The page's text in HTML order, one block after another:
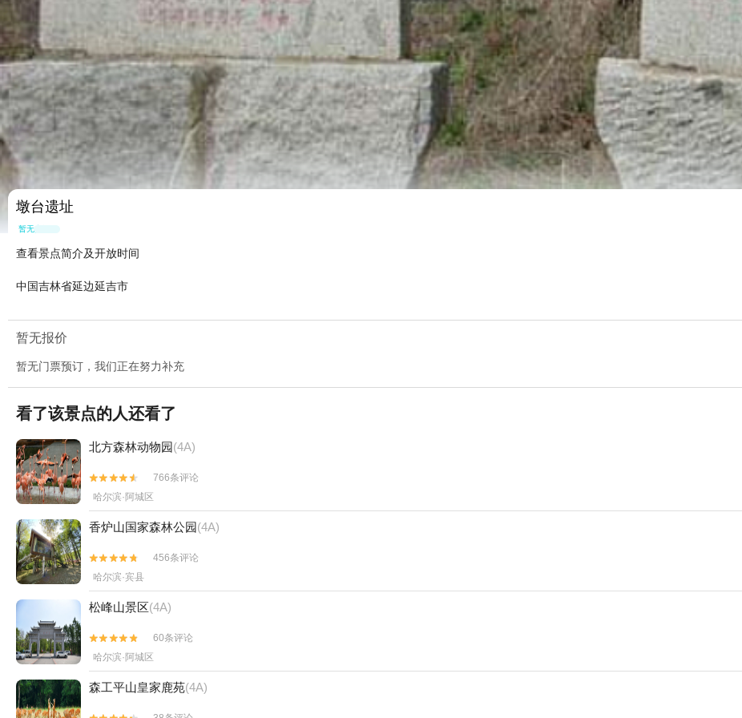
墩台遗址
暂无点评
查看景点简介及开放时间
中国吉林省延边延吉市
暂无报价
暂无门票预订，我们正在努力补充
看了该景点的人还看了
北方森林动物园(4A)


766条评论
哈尔滨·阿城区
香炉山国家森林公园(4A)


456条评论
哈尔滨·宾县
松峰山景区(4A)


60条评论
哈尔滨·阿城区
森工平山皇家鹿苑(4A)